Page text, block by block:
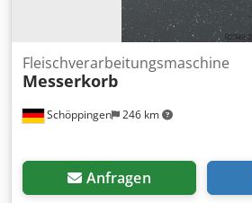
Schöppingen 246 km
Fleischverarbeitungsmaschine
Messerkorb
Anfragen